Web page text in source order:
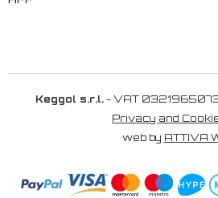
Keggol s.r.l.- VAT
Privacy and
web by ATTIVA